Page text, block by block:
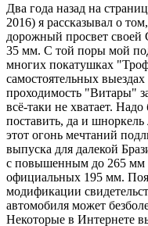
Два года назад на
2016) я рассказывал о
дорожный просвет
35 мм. С той поры мой
многих покатушках
самостоятельных
проходимость "Витары"
всё-таки не хватает.
поставить, да и
этот огонь мечтаний
выпуска для далекой
с повышенным до 265 мм
официальных 195 мм.
модификации
автомобиля может
Некоторые в Интернете